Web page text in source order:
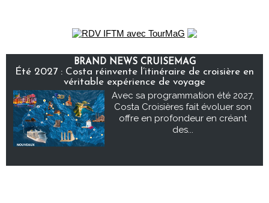
BRAND NEWS CRUISEMAG
Été 2027 : Costa réinvente l’itinéraire de croisière en
véritable expérience de voyage
Avec sa programmation été 2027,
Costa Croisières fait évoluer son
offre en profondeur en créant
des...